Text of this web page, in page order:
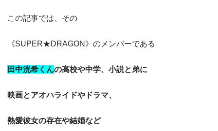
この記事では、その
《SUPER★DRAGON》のメンバーである
田中洸希くんの高校や中学、小説と弟に
映画とアオハライドやドラマ、
熱愛彼女の存在や結婚など